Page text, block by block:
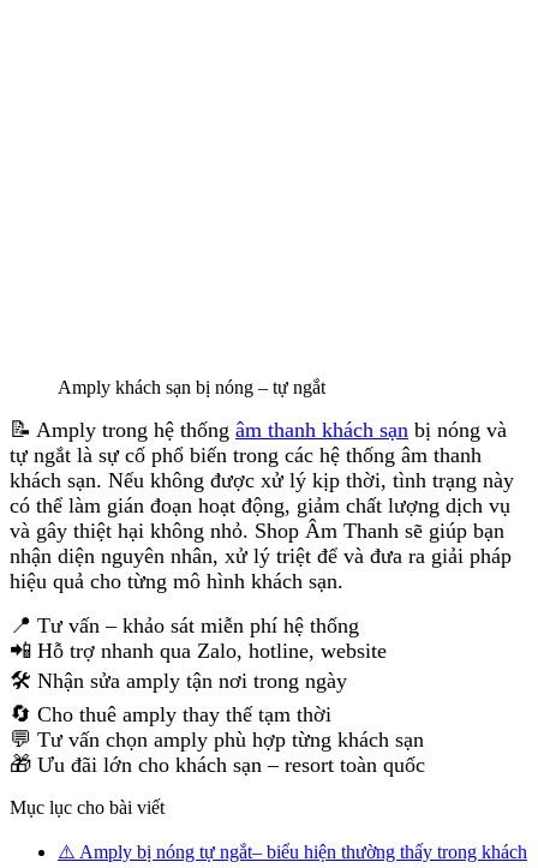
Amply khách sạn bị nóng – tự ngắt
📝 Amply trong hệ thống âm thanh khách sạn bị nóng và
tự ngắt là sự cố phổ biến trong các hệ thống âm thanh
khách sạn. Nếu không được xử lý kịp thời, tình trạng này
có thể làm gián đoạn hoạt động, giảm chất lượng dịch vụ
và gây thiệt hại không nhỏ. Shop Âm Thanh sẽ giúp bạn
nhận diện nguyên nhân, xử lý triệt để và đưa ra giải pháp
hiệu quả cho từng mô hình khách sạn.
📍 Tư vấn – khảo sát miễn phí hệ thống
📲 Hỗ trợ nhanh qua Zalo, hotline, website
🛠️ Nhận sửa amply tận nơi trong ngày
🔄 Cho thuê amply thay thế tạm thời
💬 Tư vấn chọn amply phù hợp từng khách sạn
🎁 Ưu đãi lớn cho khách sạn – resort toàn quốc
Mục lục cho bài viết
⚠️ Amply bị nóng tự ngắt– biểu hiện thường thấy trong khách